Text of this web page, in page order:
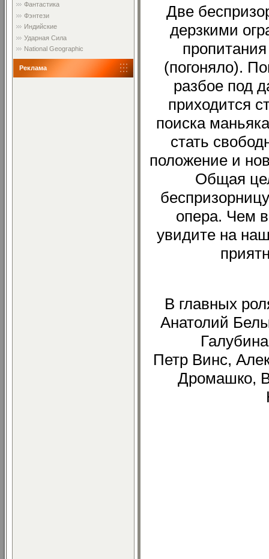
Фантастика
Фэнтези
Индийские
Ударная Сила
National Geographic
Реклама
Две
дерзкими
(погоняло).
разбое под
приходится
поиска
стать
положение и
Общая
опера. Чем
увидите на
В главных
Анатолий
Петр Винс,
Дромашко,